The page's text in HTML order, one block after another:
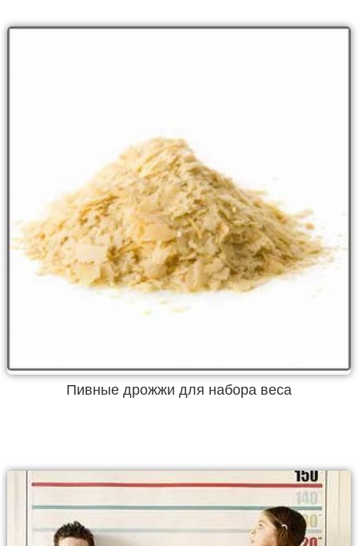
Пивные дрожжи для набора веса